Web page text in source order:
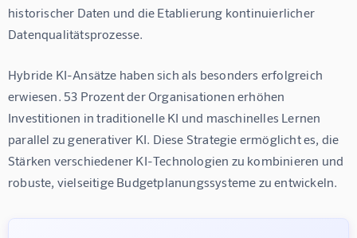
historischer Daten und die Etablierung kontinuierlicher
Datenqualitätsprozesse.
Hybride KI-Ansätze haben sich als besonders erfolgreich
erwiesen. 53 Prozent der Organisationen erhöhen
Investitionen in traditionelle KI und maschinelles Lernen
parallel zu generativer KI. Diese Strategie ermöglicht es, die
Stärken verschiedener KI-Technologien zu kombinieren und
robuste, vielseitige Budgetplanungssysteme zu entwickeln.